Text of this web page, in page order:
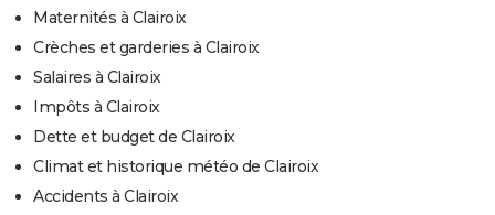
Maternités à Clairoix
Crèches et garderies à Clairoix
Salaires à Clairoix
Impôts à Clairoix
Dette et budget de Clairoix
Climat et historique météo de Clairoix
Accidents à Clairoix